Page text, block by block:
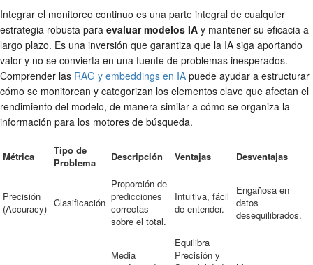
Integrar el monitoreo continuo es una parte integral de cualquier
estrategia robusta para evaluar modelos IA y mantener su eficacia a
largo plazo. Es una inversión que garantiza que la IA siga aportando
valor y no se convierta en una fuente de problemas inesperados.
Comprender las RAG y embeddings en IA puede ayudar a estructurar
cómo se monitorean y categorizan los elementos clave que afectan el
rendimiento del modelo, de manera similar a cómo se organiza la
información para los motores de búsqueda.
Métrica
Tipo de
Problema
Descripción Ventajas Desventajas
Precisión
(Accuracy) Clasificación
Proporción de
predicciones
correctas
sobre el total.
Intuitiva, fácil
de entender.
Engañosa en
datos
desequilibrados.
Media
Equilibra
Precisión y